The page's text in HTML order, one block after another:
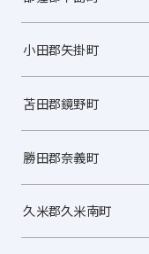
小田郡矢掛町
苫田郡鏡野町
勝田郡奈義町
久米郡久米南町